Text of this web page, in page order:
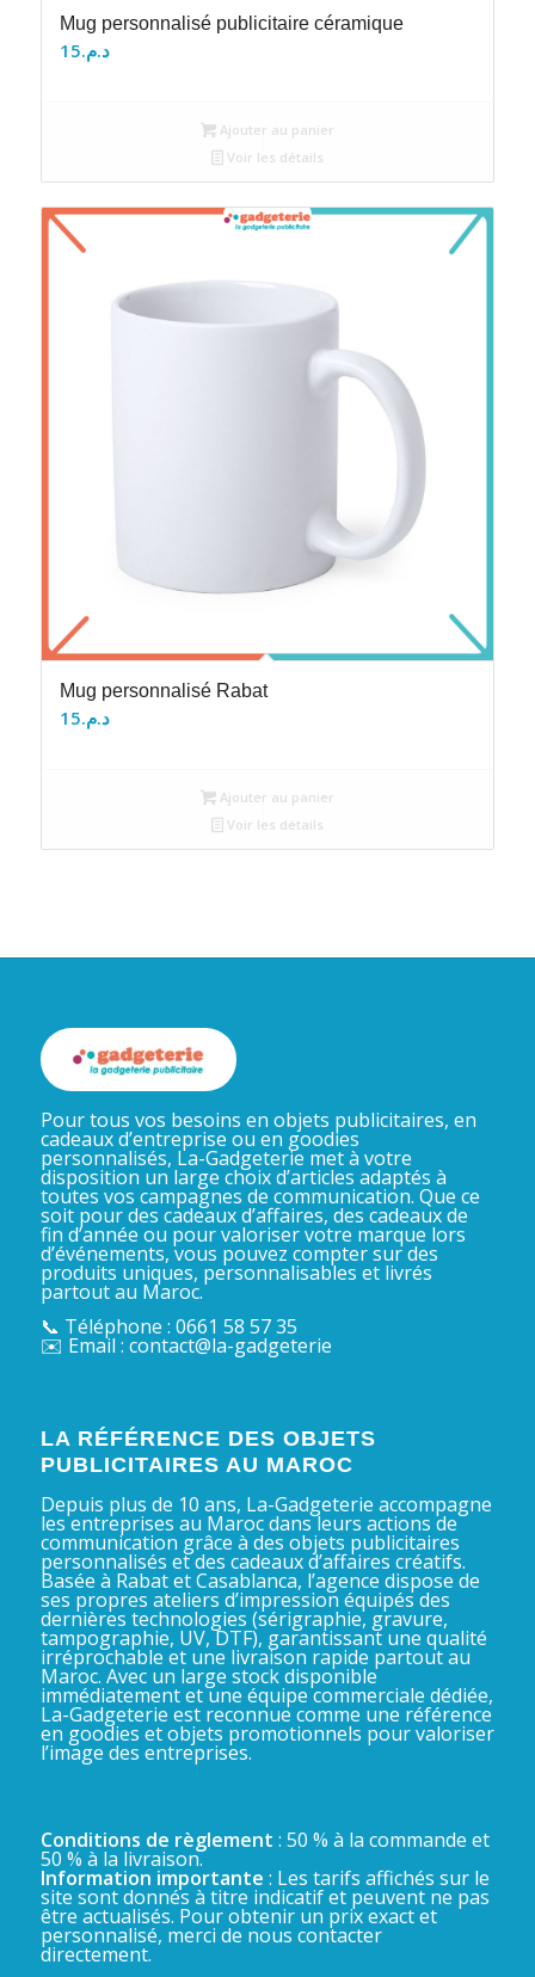
Mug personnalisé publicitaire céramique
د.م.15
Ajouter au panier
Voir les détails
Mug personnalisé Rabat
د.م.15
Ajouter au panier
Voir les détails
Pour tous vos besoins en objets publicitaires, en
cadeaux d’entreprise ou en goodies
personnalisés, La-Gadgeterie met à votre
disposition un large choix d’articles adaptés à
toutes vos campagnes de communication. Que ce
soit pour des cadeaux d’affaires, des cadeaux de
fin d’année ou pour valoriser votre marque lors
d’événements, vous pouvez compter sur des
produits uniques, personnalisables et livrés
partout au Maroc.
📞 Téléphone : 0661 58 57 35
✉️ Email : contact@la-gadgeterie
LA RÉFÉRENCE DES OBJETS
PUBLICITAIRES AU MAROC
Depuis plus de 10 ans, La-Gadgeterie accompagne
les entreprises au Maroc dans leurs actions de
communication grâce à des objets publicitaires
personnalisés et des cadeaux d’affaires créatifs.
Basée à Rabat et Casablanca, l’agence dispose de
ses propres ateliers d’impression équipés des
dernières technologies (sérigraphie, gravure,
tampographie, UV, DTF), garantissant une qualité
irréprochable et une livraison rapide partout au
Maroc. Avec un large stock disponible
immédiatement et une équipe commerciale dédiée,
La-Gadgeterie est reconnue comme une référence
en goodies et objets promotionnels pour valoriser
l’image des entreprises.
Conditions de règlement : 50 % à la commande et
50 % à la livraison.
Information importante : Les tarifs affichés sur le
site sont donnés à titre indicatif et peuvent ne pas
être actualisés. Pour obtenir un prix exact et
personnalisé, merci de nous contacter
directement.